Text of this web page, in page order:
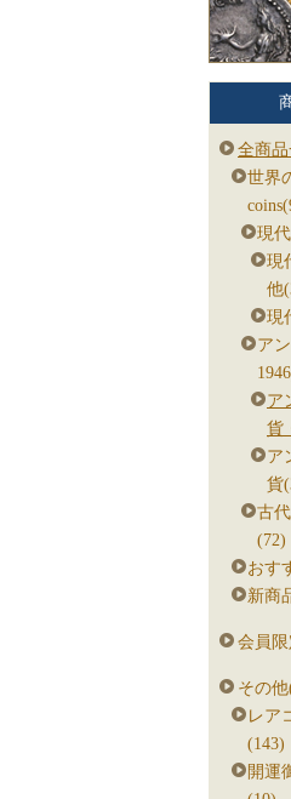
全商品
世界
現
現
他
現
ア
ア
貨
ア
貨
古
(72)
おす
新商
会員
その他
レア
(143)
開運